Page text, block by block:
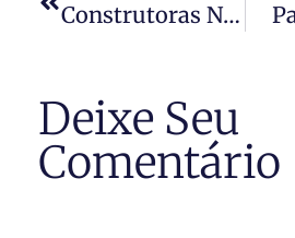
Construtoras Não Entregam Imóvel No Prazo
Deixe Seu
Comentário